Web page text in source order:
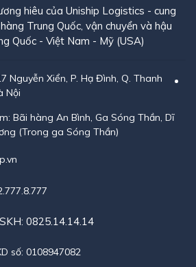
hiêu của Uniship Logistics - cung
Trung Quốc, vận chuyển và hậu
Quốc - Việt Nam - Mỹ (USA)
Nguyễn Xiển, P. Hạ Đình, Q. Thanh
Nội
Bãi hàng An Bình, Ga Sóng Thần, Dĩ
(Trong ga Sóng Thần)
0825.14.14.14
số: 0108947082